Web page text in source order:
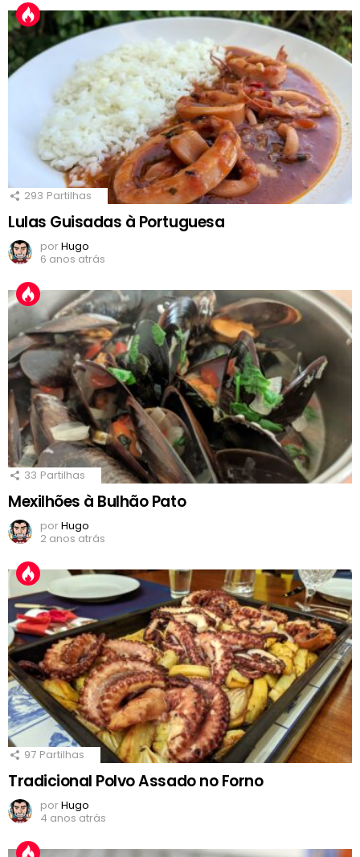
293 Partilhas
Lulas Guisadas à Portuguesa
porHugo
6 anos atrás
33 Partilhas
Mexilhões à Bulhão Pato
porHugo
2 anos atrás
97 Partilhas
Tradicional Polvo Assado no Forno
porHugo
4 anos atrás